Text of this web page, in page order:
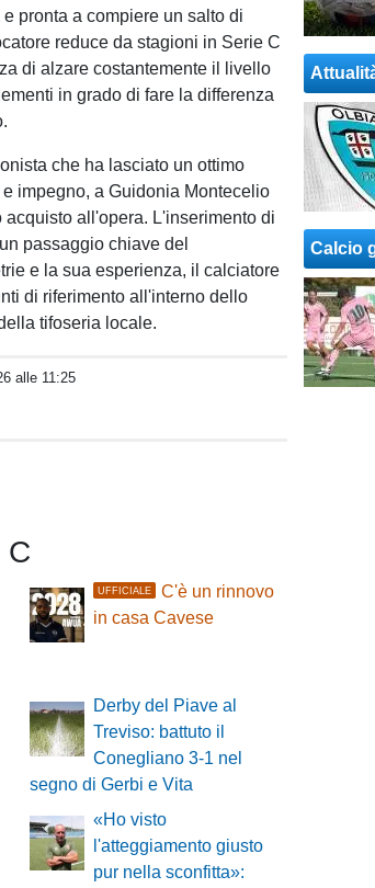
pronta a compiere un salto di
reduce da stagioni in Serie C
di alzare costantemente il livello
in grado di fare la differenza
che ha lasciato un ottimo
impegno, a Guidonia Montecelio
all'opera. L'inserimento di
passaggio chiave del
e la sua esperienza, il calciatore
di riferimento all'interno dello
tifoseria locale.
alle 11:25
C
UFFICIALE
C'è un rinnovo
in casa Cavese
Derby del Piave al
Treviso: battuto il
Conegliano 3-1 nel
segno di Gerbi e Vita
«Ho visto
l'atteggiamento giusto
pur nella sconfitta»:
Calcio